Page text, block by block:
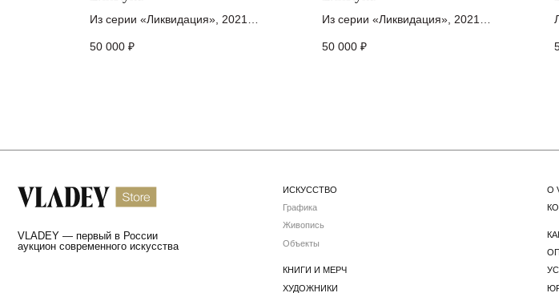
Из серии «Ликвидация», 2021
15 х 10 см
50 000 ₽
Из серии «Ликвидация», 2021
10 x 15 см
50 000 ₽
VLADEY — первый в России
Ваш ключ в мир
шедевров искусства
Подпишитесь на наши новости:
Графика КОНТАКТЫ
Я даю согласие